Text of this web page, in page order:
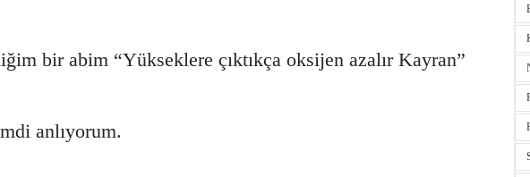
bir abim “Yükseklere çıktıkça oksijen azalır Kayran”
anlıyorum.